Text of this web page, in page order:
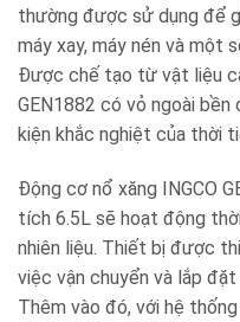
thường được sử dụng để
máy xay, máy nén và một
Được chế tạo từ vật liệu
GEN1882 có vỏ ngoài
kiện khắc nghiệt của thời
Động cơ nổ xăng INGCO
tích 6.5L sẽ hoạt động
nhiên liệu. Thiết bị được
việc vận chuyển và lắp
Thêm vào đó, với hệ